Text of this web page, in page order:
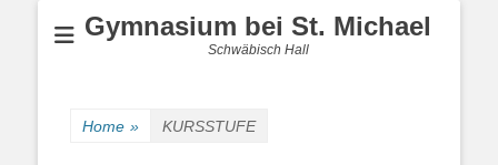
Gymnasium bei St. Michael
Schwäbisch Hall
Home » KURSSTUFE